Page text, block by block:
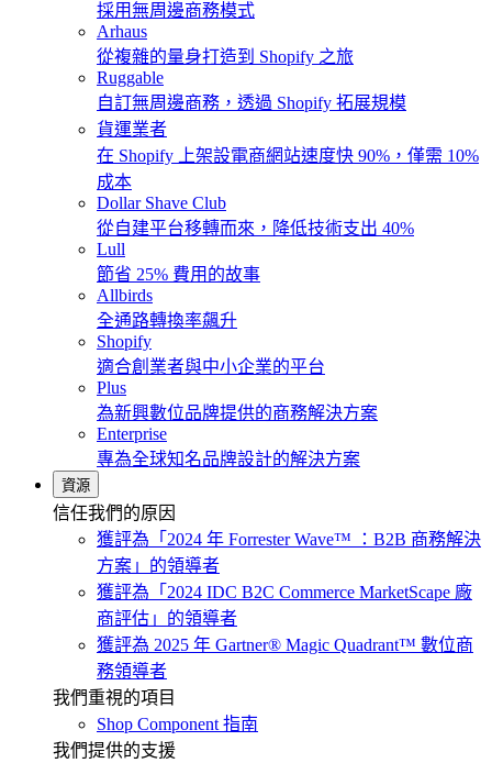
採用無周邊商務模式
Arhaus
從複雜的量身打造到 Shopify 之旅
Ruggable
自訂無周邊商務，透過 Shopify 拓展規模
貨運業者
在 Shopify 上架設電商網站速度快 90%，僅需 10%
成本
Dollar Shave Club
從自建平台移轉而來，降低技術支出 40%
Lull
節省 25% 費用的故事
Allbirds
全通路轉換率飆升
Shopify
適合創業者與中小企業的平台
Plus
為新興數位品牌提供的商務解決方案
Enterprise
專為全球知名品牌設計的解決方案
資源
信任我們的原因
獲評為「2024 年 Forrester Wave™ ：B2B 商務解決
方案」的領導者
獲評為「2024 IDC B2C Commerce MarketScape 廠
商評估」的領導者
獲評為 2025 年 Gartner® Magic Quadrant™ 數位商
務領導者
我們重視的項目
Shop Component 指南
我們提供的支援